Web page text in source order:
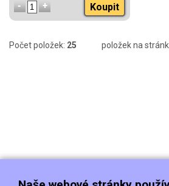
Koupit
Počet položek: 25 položek na